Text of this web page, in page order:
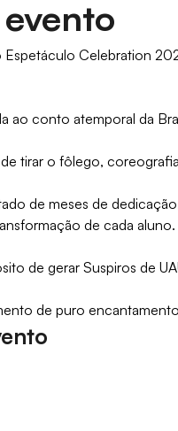
Celebration
ao conto atemporal da
tirar o fôlego,
de meses de
de cada aluno.
de gerar Suspiros de
de puro